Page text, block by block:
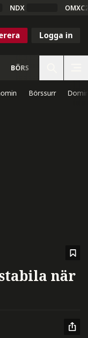
NDX
Logga in
BÖRS
Börssurr
när